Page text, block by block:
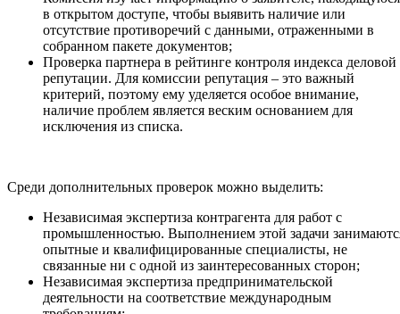
в открытом доступе, чтобы выявить наличие или
отсутствие противоречий с данными, отраженными в
собранном пакете документов;
Проверка партнера в рейтинге контроля индекса деловой
репутации. Для комиссии репутация – это важный
критерий, поэтому ему уделяется особое внимание,
наличие проблем является веским основанием для
исключения из списка.
Среди дополнительных проверок можно выделить:
Независимая экспертиза контрагента для работ с
промышленностью. Выполнением этой задачи
опытные и квалифицированные специалисты, не
связанные ни с одной из заинтересованных сторон;
Независимая экспертиза предпринимательской
деятельности на соответствие международным